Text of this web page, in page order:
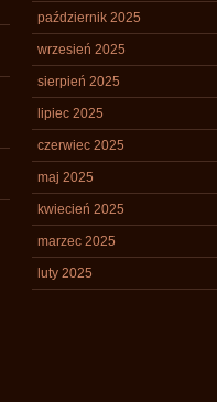
październik 2025
wrzesień 2025
sierpień 2025
lipiec 2025
czerwiec 2025
maj 2025
kwiecień 2025
marzec 2025
luty 2025